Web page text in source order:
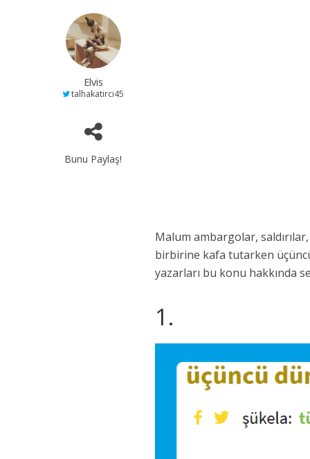
Elvis
talhakatirci45
Bunu Paylaş!
Malum ambargolar,
birbirine kafa tutarken
yazarları bu konu hakkında
1.